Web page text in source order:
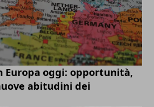
Europa oggi: opportunità,
abitudini dei